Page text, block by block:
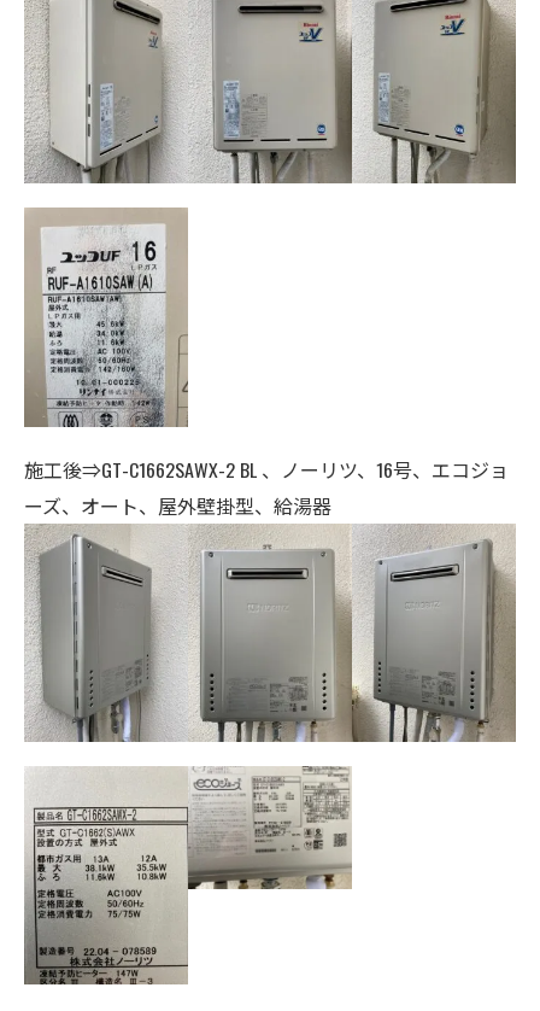
施工後⇒GT-C1662SAWX-2 BL 、ノーリツ、16号、エコジョ
ーズ、オート、 屋外壁掛型、給湯器